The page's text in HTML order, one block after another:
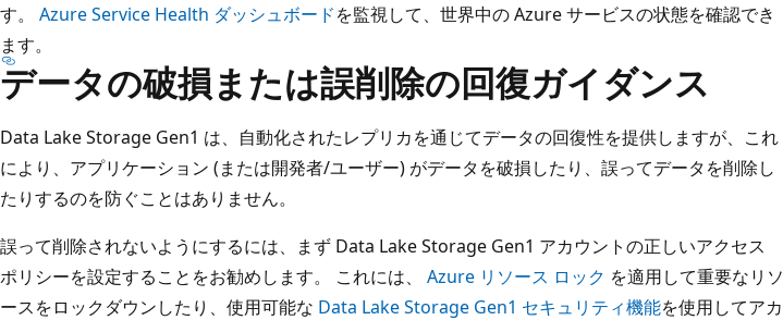
す。 Azure Service Health ダッシュボードを監視して、世界中の Azure サービスの状態を確認でき
ます。
データの破損または誤削除の回復ガイダンス
Data Lake Storage Gen1 は、自動化されたレプリカを通じてデータの回復性を提供しますが、これ
により、アプリケーション (または開発者/ユーザー) がデータを破損したり、誤ってデータを削除し
たりするのを防ぐことはありません。
誤って削除されないようにするには、まず Data Lake Storage Gen1 アカウントの正しいアクセス
ポリシーを設定することをお勧めします。 これには、 Azure リソース ロック を適用して重要なリソ
ースをロックダウンしたり、使用可能な Data Lake Storage Gen1 セキュリティ機能を使用してアカ